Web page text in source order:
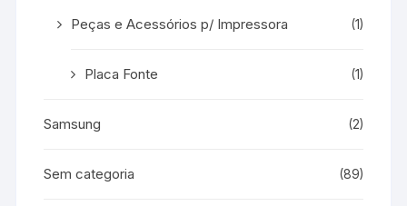
Peças e Acessórios p/ Impressora (1)
Placa Fonte (1)
Samsung (2)
Sem categoria (89)